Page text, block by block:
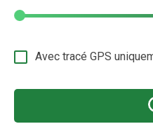
Avec tracé GPS